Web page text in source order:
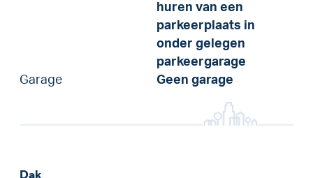
huren van een
parkeerplaats in
onder gelegen
parkeergarage
Garage
Geen garage
Dak